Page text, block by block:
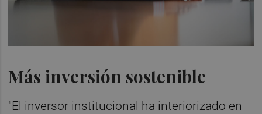
Más inversión sostenible
"El inversor institucional ha interiorizado en